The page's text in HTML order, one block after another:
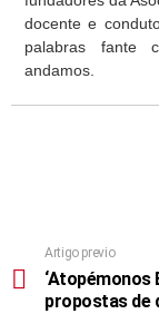
docente e
palabras fante
andamos.
Artigo previo
‘Atopémonos
propostas de